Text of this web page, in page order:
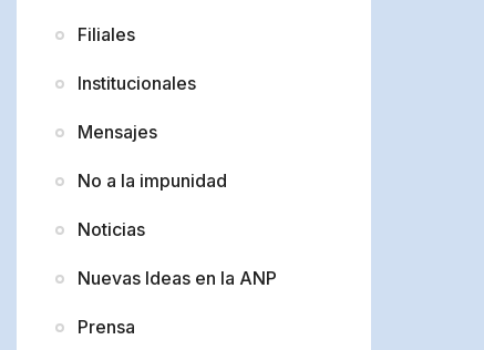
Filiales
Institucionales
Mensajes
No a la impunidad
Noticias
Nuevas Ideas en la ANP
Prensa